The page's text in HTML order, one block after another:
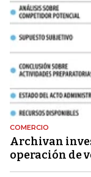
COMERCIO
Archivan
operación de